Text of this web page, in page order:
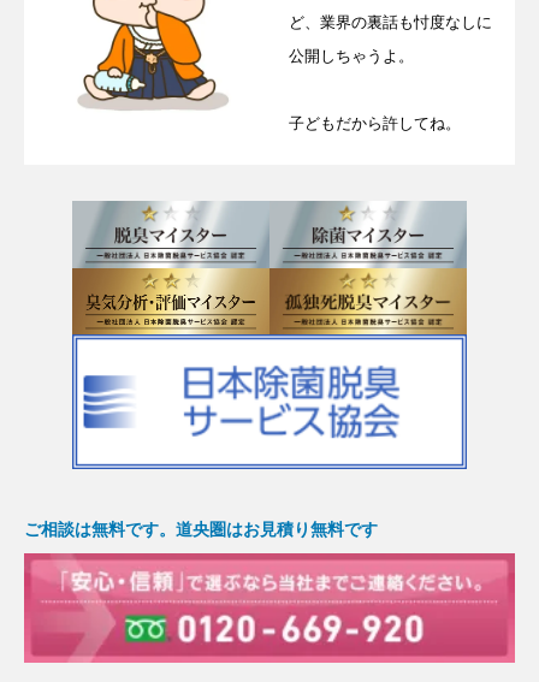
ど、業界の裏話も忖度なしに
公開しちゃうよ。
子どもだから許してね。
ご相談は無料です。道央圏はお見積り無料です